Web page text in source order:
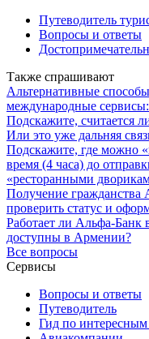
Путеводитель
Вопросы и ответы
Также спрашивают
Альтернативные
международные
Подскажите, считается
Или это уже дальняя
Подскажите, где можно
время (4 часа) до
«ресторанными
Получение
проверить статус и
Работает ли Альфа-Банк
доступны в Армении?
Все вопросы
Сервисы
Вопросы и ответы
Путеводитель
Гид по